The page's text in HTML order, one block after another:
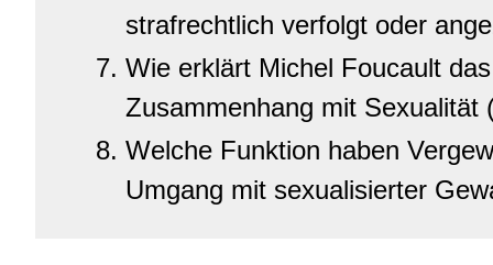
strafrechtlich verfolgt oder
Wie erklärt Michel Foucault
Zusammenhang mit Sexualität
Welche Funktion haben
Umgang mit sexualisierter